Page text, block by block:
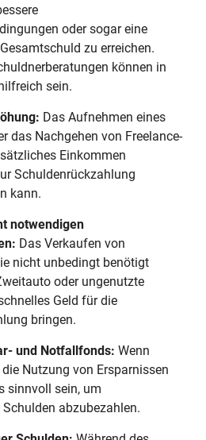
oder sogar eine
zu erreichen.
können in
sein.
Das Aufnehmen eines
das Nachgehen von Freelance-
Einkommen
Schuldenrückzahlung
kann.
notwendigen
Das Verkaufen von
nicht unbedingt benötigt
oder ungenutzte
Geld für die
bringen.
und Notfallfonds: Wenn
Nutzung von Ersparnissen
sinnvoll sein, um
abzubezahlen.